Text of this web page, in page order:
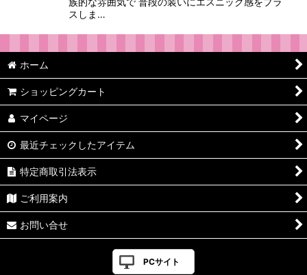
スしま…
ホーム
ショッピングカート
マイページ
最近チェックしたアイテム
特定商取引法表示
ご利用案内
お問い合せ
PCサイト